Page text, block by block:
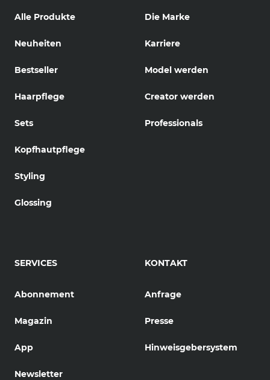
Alle Produkte
Neuheiten
Bestseller
Haarpflege
Sets
Kopfhautpflege
Styling
Glossing
Die Marke
Karriere
Model werden
Creator werden
Professionals
SERVICES
Abonnement
Magazin
App
Newsletter
KONTAKT
Anfrage
Presse
Hinweisgebersystem